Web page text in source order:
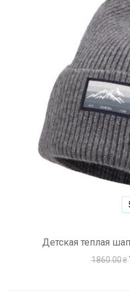
Детская теплая
1860.00